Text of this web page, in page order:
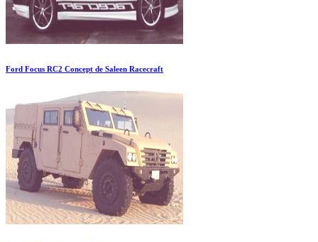
Ford Focus RC2 Concept de Saleen Racecraft